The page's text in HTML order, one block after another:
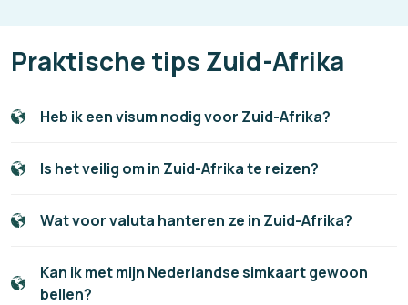
Praktische tips Zuid-Afrika
Heb ik een visum nodig voor Zuid-Afrika?
Is het veilig om in Zuid-Afrika te reizen?
Wat voor valuta hanteren ze in Zuid-Afrika?
Kan ik met mijn Nederlandse simkaart gewoon
bellen?